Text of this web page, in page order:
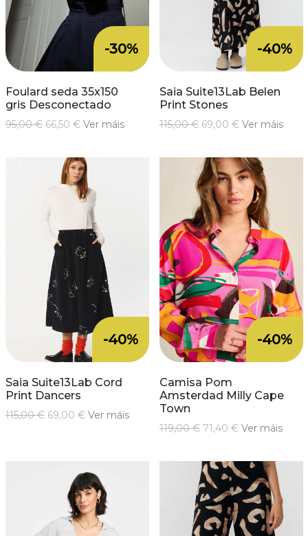
-30%
Foulard seda 35x150
gris Desconectado
95,00 € 66,50 € Ver máis
-40%
Saia Suite13Lab Belen
Print Stones
115,00 € 69,00 € Ver máis
-40%
Saia Suite13Lab Cord
Print Dancers
115,00 € 69,00 € Ver máis
-40%
Camisa Pom
Amsterdad Milly Cape
Town
119,00 € 71,40 € Ver máis